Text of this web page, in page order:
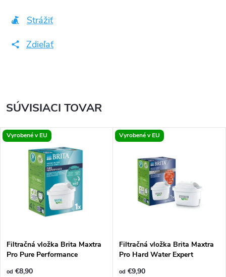
Strážiť
Zdieľať
SÚVISIACI TOVAR
Vyrobené v EU
Filtračná vložka Brita Maxtra
Pro Pure Performance
od €8,90
Vyrobené v EU
Filtračná vložka Brita Maxtra
Pro Hard Water Expert
od €9,90